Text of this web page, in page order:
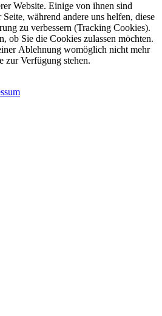
Website. Einige von ihnen sind
während andere uns helfen, diese
zu verbessern (Tracking Cookies).
ob Sie die Cookies zulassen möchten.
Ablehnung womöglich nicht mehr
zur Verfügung stehen.